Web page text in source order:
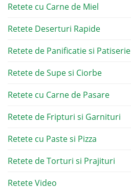
Retete cu Carne de Miel
Retete Deserturi Rapide
Retete de Panificatie si Patiserie
Retete de Supe si Ciorbe
Retete cu Carne de Pasare
Retete de Fripturi si Garnituri
Retete cu Paste si Pizza
Retete de Torturi si Prajituri
Retete Video